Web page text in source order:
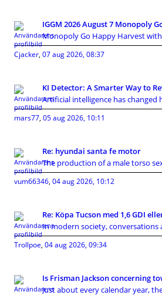
IGGM 2026 August 7 Monopoly
Monopoly Go Happy Harvest
Cjacker, 07 aug 2026, 08:37
KI Detector: A Smarter Way to
Artificial intelligence has changed
mars77, 05 aug 2026, 10:11
Re: hyundai santa fe motor
The production of a male torso
vum66346, 04 aug 2026, 10:12
Re: Köpa Tucson med 1,6 GDI
In modern society, conversations
Trollpoe, 04 aug 2026, 09:34
Is Frisman Jackson concerning
Just about every calendar year,